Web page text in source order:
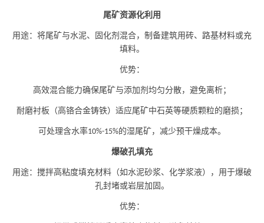
尾矿资源化利用
用途：将尾矿与水泥、固化剂混合，制备建筑用砖、路基材料或充
填料。
优势：
高效混合能力确保尾矿与添加剂均匀分散，避免离析；
耐磨衬板（高铬合金铸铁）适应尾矿中石英等硬质颗粒的磨损；
可处理含水率10%-15%的湿尾矿，减少预干燥成本。
爆破孔填充
用途：搅拌高粘度填充材料（如水泥砂浆、化学浆液），用于爆破
孔封堵或岩层加固。
优势：